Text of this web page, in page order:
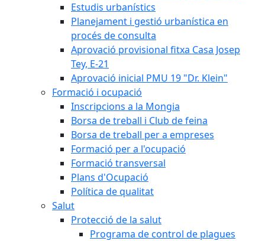
Estudis urbanístics
Planejament i gestió urbanística en
procés de consulta
Aprovació provisional fitxa Casa Josep
Tey, E-21
Aprovació inicial PMU 19 "Dr. Klein"
Formació i ocupació
Inscripcions a la Mongia
Borsa de treball i Club de feina
Borsa de treball per a empreses
Formació per a l'ocupació
Formació transversal
Plans d'Ocupació
Política de qualitat
Salut
Protecció de la salut
Programa de control de plagues